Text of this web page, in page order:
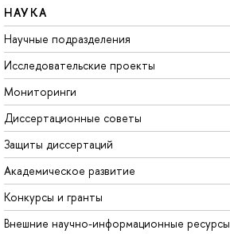
НАУКА
Научные подразделения
Исследовательские проекты
Мониторинги
Диссертационные советы
Защиты диссертаций
Академическое развитие
Конкурсы и гранты
Внешние научно-информационные ресурсы